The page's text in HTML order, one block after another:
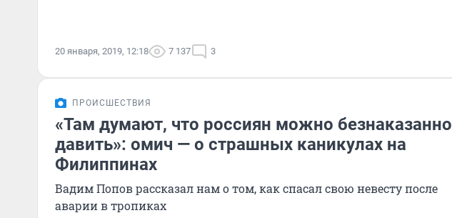
20 января, 2019, 12:18 7 137 3
ПРОИСШЕСТВИЯ
«Там думают, что россиян можно безнаказанно
давить»: омич — о страшных каникулах на
Филиппинах
Вадим Попов рассказал нам о том, как спасал свою невесту после
аварии в тропиках